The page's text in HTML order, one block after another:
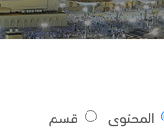
المحتوى قسم